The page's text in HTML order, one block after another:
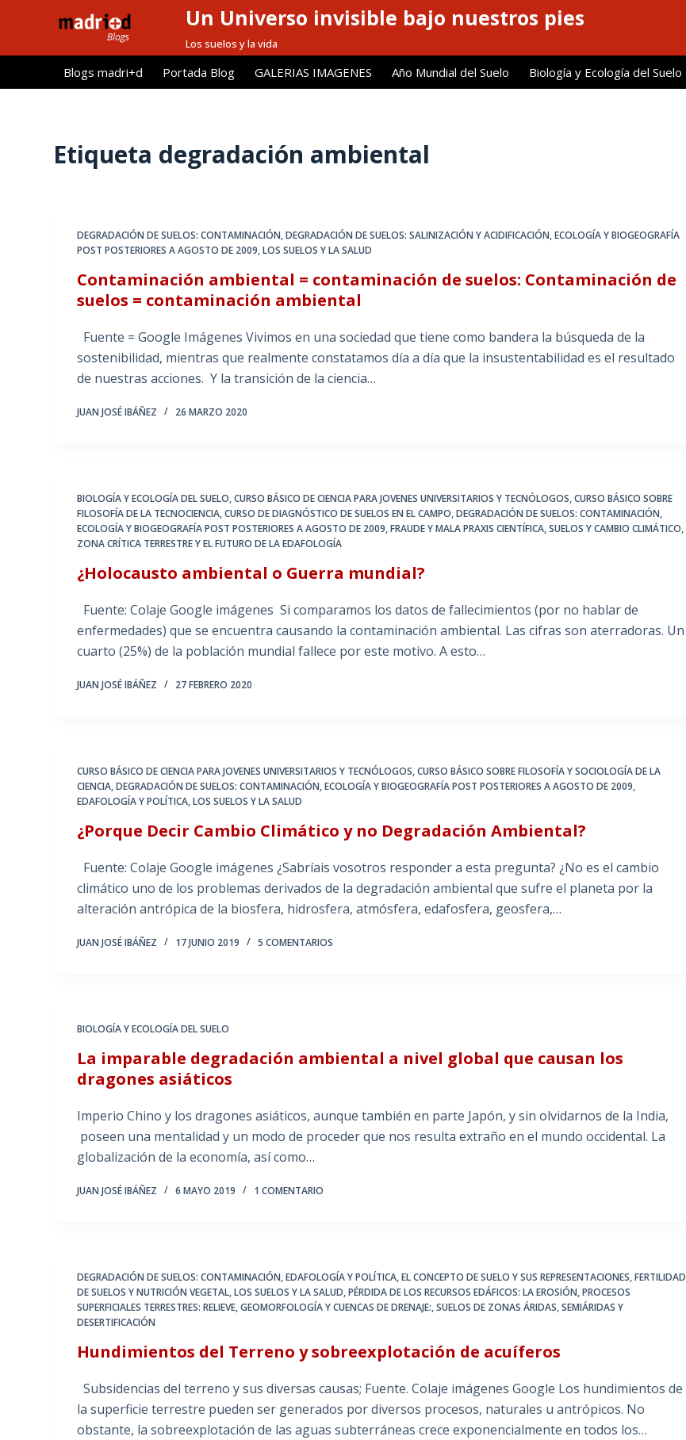
l
Un Universo invisible bajo nuestros pies
Los suelos y la vida
Blogs madri+d Portada Blog GALERIAS IMAGENES Año Mundial del Suelo Biología y Ecología del Suelo
Etiqueta degradación ambiental
DEGRADACIÓN DE SUELOS: CONTAMINACIÓN,DEGRADACIÓN DE SUELOS: SALINIZACIÓN Y ACIDIFICACIÓN,ECOLOGÍA Y BIOGEOGRAFÍA
POST POSTERIORES A AGOSTO DE 2009,LOS SUELOS Y LA SALUD
Contaminación ambiental = contaminación de suelos: Contaminación de
suelos = contaminación ambiental
Fuente = Google Imágenes Vivimos en una sociedad que tiene como bandera la búsqueda de la
sostenibilidad, mientras que realmente constatamos día a día que la insustentabilidad es el resultado
de nuestras acciones. Y la transición de la ciencia…
JUAN JOSÉ IBÁÑEZ 26 MARZO 2020
BIOLOGÍA Y ECOLOGÍA DEL SUELO,CURSO BÁSICO DE CIENCIA PARA JOVENES UNIVERSITARIOS Y TECNÓLOGOS,CURSO BÁSICO SOBRE
FILOSOFÍA DE LA TECNOCIENCIA,CURSO DE DIAGNÓSTICO DE SUELOS EN EL CAMPO,DEGRADACIÓN DE SUELOS: CONTAMINACIÓN,
ECOLOGÍA Y BIOGEOGRAFÍA POST POSTERIORES A AGOSTO DE 2009,FRAUDE Y MALA PRAXIS CIENTÍFICA,SUELOS Y CAMBIO CLIMÁTICO,
ZONA CRÍTICA TERRESTRE Y EL FUTURO DE LA EDAFOLOGÍA
¿Holocausto ambiental o Guerra mundial?
Fuente: Colaje Google imágenes Si comparamos los datos de fallecimientos (por no hablar de
enfermedades) que se encuentra causando la contaminación ambiental. Las cifras son aterradoras. Un
cuarto (25%) de la población mundial fallece por este motivo. A esto…
JUAN JOSÉ IBÁÑEZ 27 FEBRERO 2020
CURSO BÁSICO DE CIENCIA PARA JOVENES UNIVERSITARIOS Y TECNÓLOGOS,CURSO BÁSICO SOBRE FILOSOFÍA Y SOCIOLOGÍA DE LA
CIENCIA,DEGRADACIÓN DE SUELOS: CONTAMINACIÓN,ECOLOGÍA Y BIOGEOGRAFÍA POST POSTERIORES A AGOSTO DE 2009,
EDAFOLOGÍA Y POLÍTICA,LOS SUELOS Y LA SALUD
¿Porque Decir Cambio Climático y no Degradación Ambiental?
Fuente: Colaje Google imágenes ¿Sabríais vosotros responder a esta pregunta? ¿No es el cambio
climático uno de los problemas derivados de la degradación ambiental que sufre el planeta por la
alteración antrópica de la biosfera, hidrosfera, atmósfera, edafosfera, geosfera,…
JUAN JOSÉ IBÁÑEZ 17 JUNIO 2019 5 COMENTARIOS
BIOLOGÍA Y ECOLOGÍA DEL SUELO
La imparable degradación ambiental a nivel global que causan los
dragones asiáticos
Imperio Chino y los dragones asiáticos, aunque también en parte Japón, y sin olvidarnos de la India,
poseen una mentalidad y un modo de proceder que nos resulta extraño en el mundo occidental. La
globalización de la economía, así como…
JUAN JOSÉ IBÁÑEZ 6 MAYO 2019 1 COMENTARIO
DEGRADACIÓN DE SUELOS: CONTAMINACIÓN,EDAFOLOGÍA Y POLÍTICA,EL CONCEPTO DE SUELO Y SUS REPRESENTACIONES,FERTILIDAD
DE SUELOS Y NUTRICIÓN VEGETAL,LOS SUELOS Y LA SALUD,PÉRDIDA DE LOS RECURSOS EDÁFICOS: LA EROSIÓN,PROCESOS
SUPERFICIALES TERRESTRES: RELIEVE, GEOMORFOLOGÍA Y CUENCAS DE DRENAJE:,SUELOS DE ZONAS ÁRIDAS, SEMIÁRIDAS Y
DESERTIFICACIÓN
Hundimientos del Terreno y sobreexplotación de acuíferos
Subsidencias del terreno y sus diversas causas; Fuente. Colaje imágenes Google Los hundimientos de
la superficie terrestre pueden ser generados por diversos procesos, naturales u antrópicos. No
obstante, la sobreexplotación de las aguas subterráneas crece exponencialmente en todos los…